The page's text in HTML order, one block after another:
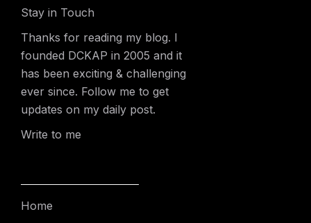
Stay in Touch
Thanks for reading my blog. I
founded DCKAP in 2005 and it
has been exciting & challenging
ever since. Follow me to get
updates on my daily post.
Write to me
Home